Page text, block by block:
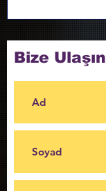
Bize Ulaşın